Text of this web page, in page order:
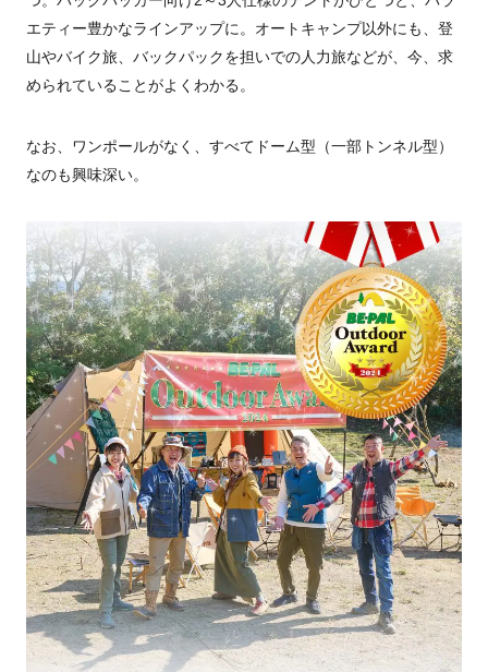
エティー豊かなラインアップに。オートキャンプ以外にも、登
山やバイク旅、バックパックを担いでの人力旅などが、今、求
められていることがよくわかる。
なお、ワンポールがなく、すべてドーム型（一部トンネル型）
なのも興味深い。